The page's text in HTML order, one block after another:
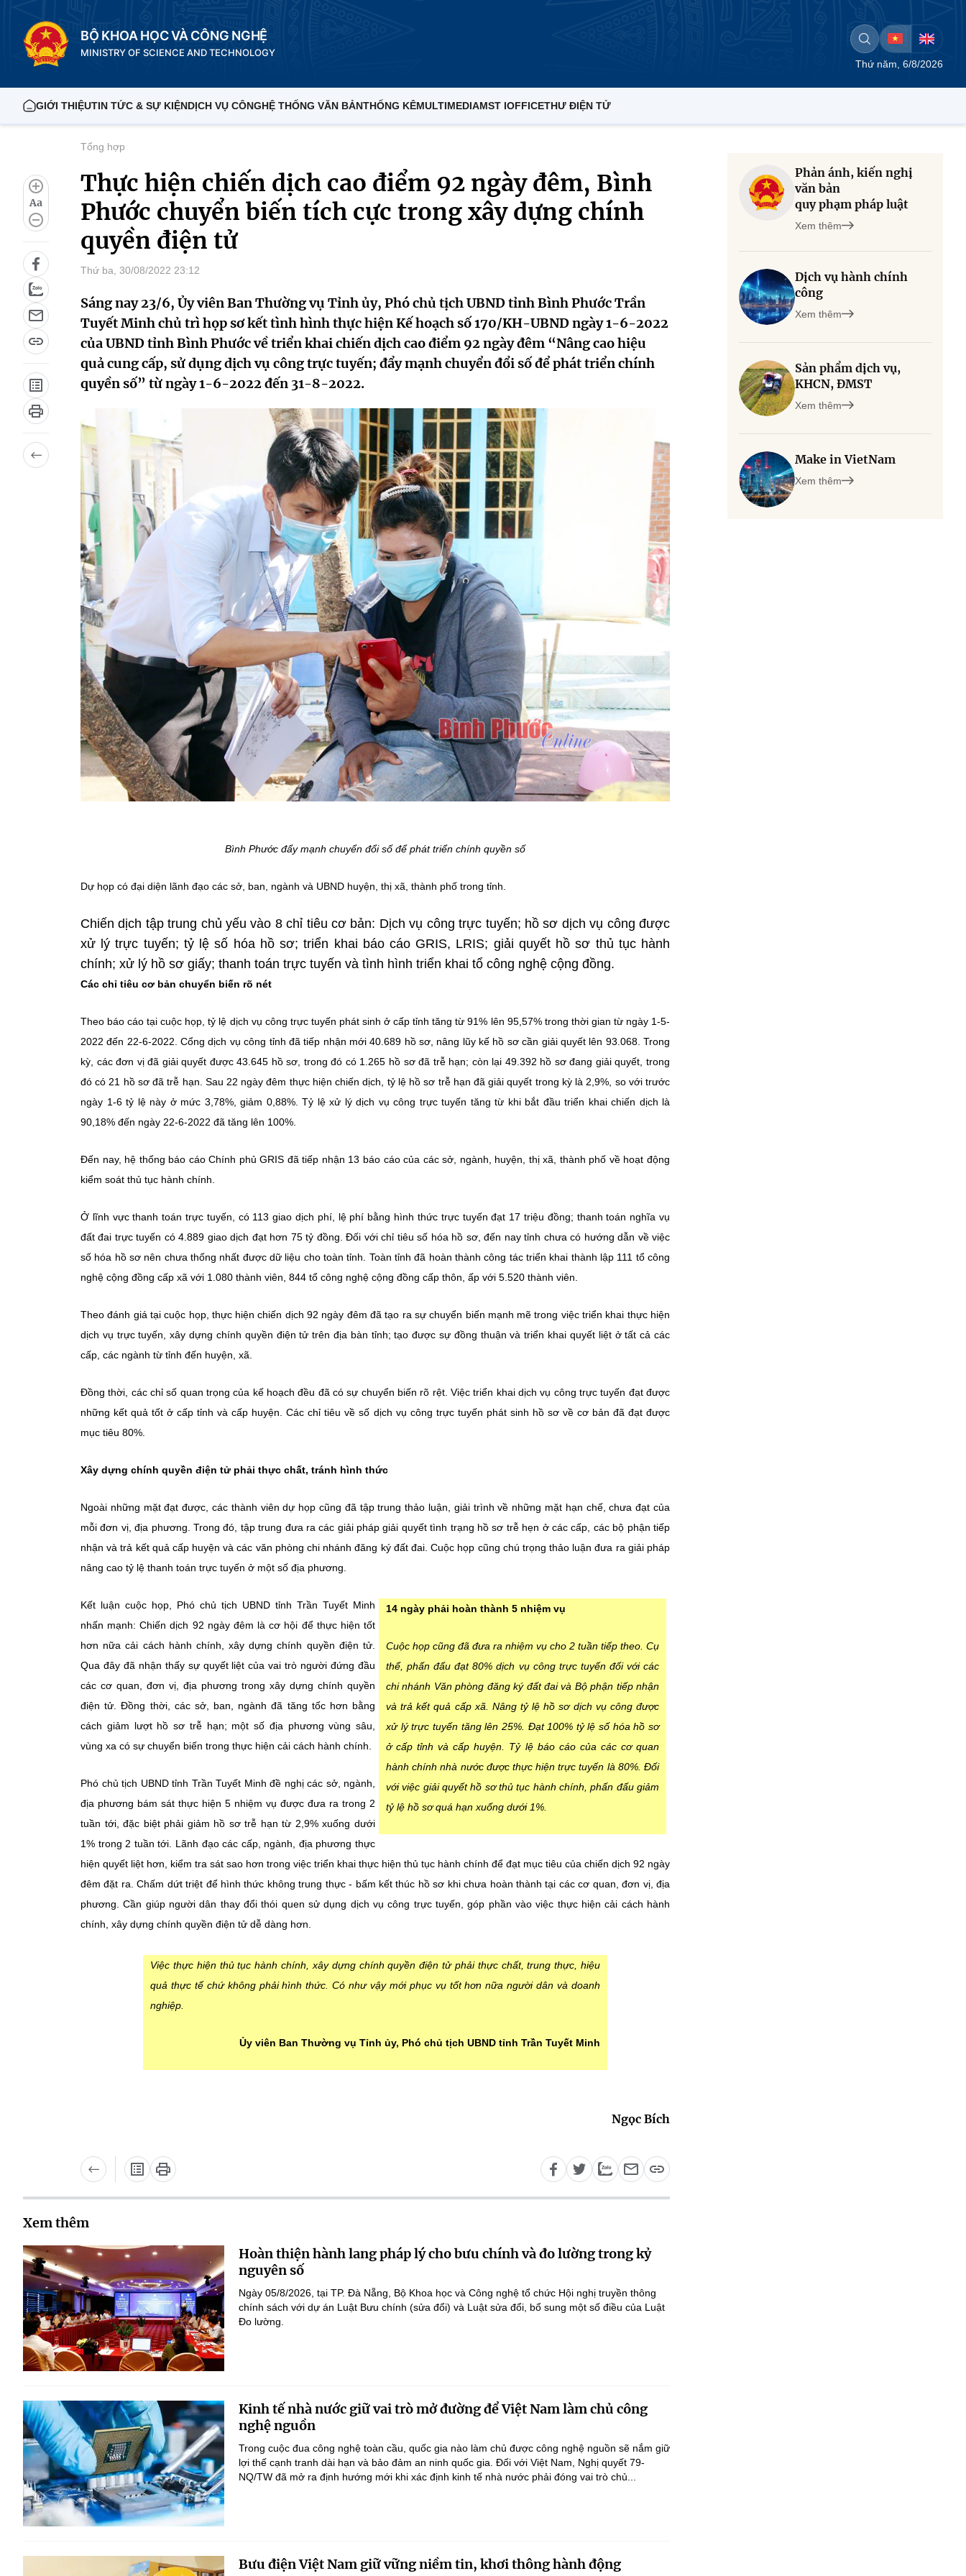
BỘ KHOA HỌC VÀ CÔNG NGHỆ
MINISTRY OF SCIENCE AND TECHNOLOGY
Thứ năm, 6/8/2026
GIỚI THIỆUTIN TỨC & SỰ KIỆNDỊCH VỤ CÔNGHỆ THỐNG VĂN BẢNTHỐNG KÊMULTIMEDIAMST IOFFICETHƯ ĐIỆN TỬ
Aa
Tổng hợp
Thực hiện chiến dịch cao điểm 92 ngày đêm, Bình
Phước chuyển biến tích cực trong xây dựng chính
quyền điện tử
Thứ ba, 30/08/2022 23:12
Sáng nay 23/6, Ủy viên Ban Thường vụ Tỉnh ủy, Phó chủ tịch UBND tỉnh Bình Phước Trần
Tuyết Minh chủ trì họp sơ kết tình hình thực hiện Kế hoạch số 170/KH-UBND ngày 1-6-2022
của UBND tỉnh Bình Phước về triển khai chiến dịch cao điểm 92 ngày đêm “Nâng cao hiệu
quả cung cấp, sử dụng dịch vụ công trực tuyến; đẩy mạnh chuyển đổi số để phát triển chính
quyền số” từ ngày 1-6-2022 đến 31-8-2022.
Bình Phước đẩy mạnh chuyển đổi số để phát triển chính quyền số
Dự họp có đại diện lãnh đạo các sở, ban, ngành và UBND huyện, thị xã, thành phố trong tỉnh.
Chiến dịch tập trung chủ yếu vào 8 chỉ tiêu cơ bản: Dịch vụ công trực tuyến; hồ sơ dịch vụ công được
xử lý trực tuyến; tỷ lệ số hóa hồ sơ; triển khai báo cáo GRIS, LRIS; giải quyết hồ sơ thủ tục hành
chính; xử lý hồ sơ giấy; thanh toán trực tuyến và tình hình triển khai tổ công nghệ cộng đồng.
Các chỉ tiêu cơ bản chuyển biến rõ nét
Theo báo cáo tại cuộc họp, tỷ lệ dịch vụ công trực tuyến phát sinh ở cấp tỉnh tăng từ 91% lên 95,57% trong thời gian từ ngày 1-5-
2022 đến 22-6-2022. Cổng dịch vụ công tỉnh đã tiếp nhận mới 40.689 hồ sơ, nâng lũy kế hồ sơ cần giải quyết lên 93.068. Trong
kỳ, các đơn vị đã giải quyết được 43.645 hồ sơ, trong đó có 1.265 hồ sơ đã trễ hạn; còn lại 49.392 hồ sơ đang giải quyết, trong
đó có 21 hồ sơ đã trễ hạn. Sau 22 ngày đêm thực hiện chiến dịch, tỷ lệ hồ sơ trễ hạn đã giải quyết trong kỳ là 2,9%, so với trước
ngày 1-6 tỷ lệ này ở mức 3,78%, giảm 0,88%. Tỷ lệ xử lý dịch vụ công trực tuyến tăng từ khi bắt đầu triển khai chiến dịch là
90,18% đến ngày 22-6-2022 đã tăng lên 100%.
Đến nay, hệ thống báo cáo Chính phủ GRIS đã tiếp nhận 13 báo cáo của các sở, ngành, huyện, thị xã, thành phố về hoạt động
kiểm soát thủ tục hành chính.
Ở lĩnh vực thanh toán trực tuyến, có 113 giao dịch phí, lệ phí bằng hình thức trực tuyến đạt 17 triệu đồng; thanh toán nghĩa vụ
đất đai trực tuyến có 4.889 giao dịch đạt hơn 75 tỷ đồng. Đối với chỉ tiêu số hóa hồ sơ, đến nay tỉnh chưa có hướng dẫn về việc
số hóa hồ sơ nên chưa thống nhất được dữ liệu cho toàn tỉnh. Toàn tỉnh đã hoàn thành công tác triển khai thành lập 111 tổ công
nghệ cộng đồng cấp xã với 1.080 thành viên, 844 tổ công nghệ cộng đồng cấp thôn, ấp với 5.520 thành viên.
Theo đánh giá tại cuộc họp, thực hiện chiến dịch 92 ngày đêm đã tạo ra sự chuyển biến mạnh mẽ trong việc triển khai thực hiện
dịch vụ trực tuyến, xây dựng chính quyền điện tử trên địa bàn tỉnh; tạo được sự đồng thuận và triển khai quyết liệt ở tất cả các
cấp, các ngành từ tỉnh đến huyện, xã.
Đồng thời, các chỉ số quan trọng của kế hoạch đều đã có sự chuyển biến rõ rệt. Việc triển khai dịch vụ công trực tuyến đạt được
những kết quả tốt ở cấp tỉnh và cấp huyện. Các chỉ tiêu về số dịch vụ công trực tuyến phát sinh hồ sơ về cơ bản đã đạt được
mục tiêu 80%.
Xây dựng chính quyền điện tử phải thực chất, tránh hình thức
Ngoài những mặt đạt được, các thành viên dự họp cũng đã tập trung thảo luận, giải trình về những mặt hạn chế, chưa đạt của
mỗi đơn vị, địa phương. Trong đó, tập trung đưa ra các giải pháp giải quyết tình trạng hồ sơ trễ hẹn ở các cấp, các bộ phận tiếp
nhận và trả kết quả cấp huyện và các văn phòng chi nhánh đăng ký đất đai. Cuộc họp cũng chú trọng thảo luận đưa ra giải pháp
nâng cao tỷ lệ thanh toán trực tuyến ở một số địa phương.
14 ngày phải hoàn thành 5 nhiệm vụ
Cuộc họp cũng đã đưa ra nhiệm vụ cho 2 tuần tiếp theo. Cụ
thể, phấn đấu đạt 80% dịch vụ công trực tuyến đối với các
chi nhánh Văn phòng đăng ký đất đai và Bộ phận tiếp nhận
và trả kết quả cấp xã. Nâng tỷ lệ hồ sơ dịch vụ công được
xử lý trực tuyến tăng lên 25%. Đạt 100% tỷ lệ số hóa hồ sơ
ở cấp tỉnh và cấp huyện. Tỷ lệ báo cáo của các cơ quan
hành chính nhà nước được thực hiện trực tuyến là 80%. Đối
với việc giải quyết hồ sơ thủ tục hành chính, phấn đấu giảm
tỷ lệ hồ sơ quá hạn xuống dưới 1%.
Kết luận cuộc họp, Phó chủ tịch UBND tỉnh Trần Tuyết Minh
nhấn mạnh: Chiến dịch 92 ngày đêm là cơ hội để thực hiện tốt
hơn nữa cải cách hành chính, xây dựng chính quyền điện tử.
Qua đây đã nhận thấy sự quyết liệt của vai trò người đứng đầu
các cơ quan, đơn vị, địa phương trong xây dựng chính quyền
điện tử. Đồng thời, các sở, ban, ngành đã tăng tốc hơn bằng
cách giảm lượt hồ sơ trễ hạn; một số địa phương vùng sâu,
vùng xa có sự chuyển biến trong thực hiện cải cách hành chính.
Phó chủ tịch UBND tỉnh Trần Tuyết Minh đề nghị các sở, ngành,
địa phương bám sát thực hiện 5 nhiệm vụ được đưa ra trong 2
tuần tới, đặc biệt phải giảm hồ sơ trễ hạn từ 2,9% xuống dưới
1% trong 2 tuần tới. Lãnh đạo các cấp, ngành, địa phương thực
hiện quyết liệt hơn, kiểm tra sát sao hơn trong việc triển khai thực hiện thủ tục hành chính để đạt mục tiêu của chiến dịch 92 ngày
đêm đặt ra. Chấm dứt triệt để hình thức không trung thực - bấm kết thúc hồ sơ khi chưa hoàn thành tại các cơ quan, đơn vị, địa
phương. Cần giúp người dân thay đổi thói quen sử dụng dịch vụ công trực tuyến, góp phần vào việc thực hiện cải cách hành
chính, xây dựng chính quyền điện tử dễ dàng hơn.
Việc thực hiện thủ tục hành chính, xây dựng chính quyền điện tử phải thực chất, trung thực, hiệu
quả thực tế chứ không phải hình thức. Có như vậy mới phục vụ tốt hơn nữa người dân và doanh
nghiệp.
Ủy viên Ban Thường vụ Tỉnh ủy, Phó chủ tịch UBND tỉnh Trần Tuyết Minh
Ngọc Bích
Xem thêm
Hoàn thiện hành lang pháp lý cho bưu chính và đo lường trong kỷ
nguyên số
Ngày 05/8/2026, tại TP. Đà Nẵng, Bộ Khoa học và Công nghệ tổ chức Hội nghị truyền thông
chính sách với dự án Luật Bưu chính (sửa đổi) và Luật sửa đổi, bổ sung một số điều của Luật
Đo lường.
Kinh tế nhà nước giữ vai trò mở đường để Việt Nam làm chủ công
nghệ nguồn
Trong cuộc đua công nghệ toàn cầu, quốc gia nào làm chủ được công nghệ nguồn sẽ nắm giữ
lợi thế cạnh tranh dài hạn và bảo đảm an ninh quốc gia. Đối với Việt Nam, Nghị quyết 79-
NQ/TW đã mở ra định hướng mới khi xác định kinh tế nhà nước phải đóng vai trò chủ...
Bưu điện Việt Nam giữ vững niềm tin, khơi thông hành động
Phản ánh, kiến nghị
văn bản
quy phạm pháp luật
Xem thêm
Dịch vụ hành chính
công
Xem thêm
Sản phẩm dịch vụ,
KHCN, ĐMST
Xem thêm
Make in VietNam
Xem thêm